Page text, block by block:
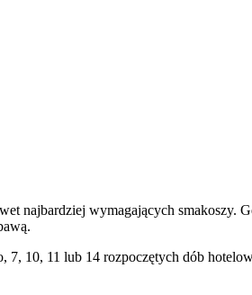
najbardziej wymagających smakoszy.
7, 10, 11 lub 14 rozpoczętych dób